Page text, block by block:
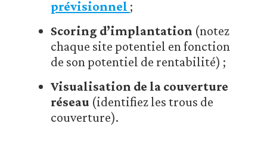
prévisionnel ;
Scoring d’implantation (notez
chaque site potentiel en fonction
de son potentiel de rentabilité) ;
Visualisation de la couverture
réseau (identifiez les trous de
couverture).